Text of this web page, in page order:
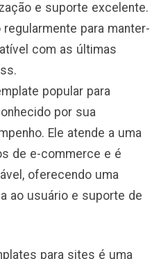
e suporte excelente.
regularmente para manter-
com as últimas
popular para
por sua
Ele atende a uma
de e-commerce e é
oferecendo uma
ao usuário e suporte de
para sites é uma